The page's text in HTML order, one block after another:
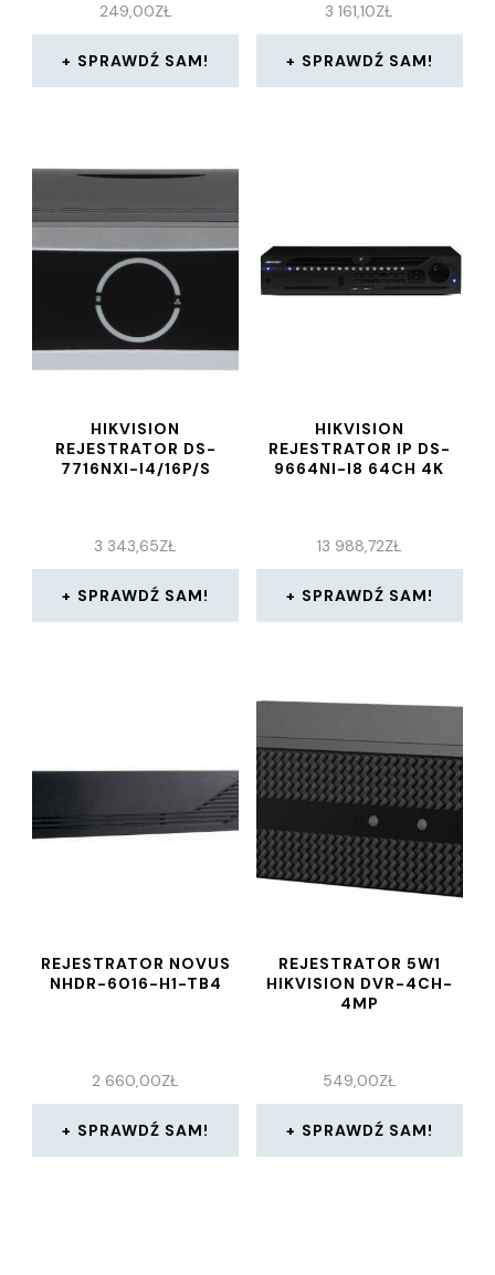
249,00ZŁ
SPRAWDŹ SAM!
3 161,10ZŁ
SPRAWDŹ SAM!
HIKVISION
REJESTRATOR DS-
7716NXI-I4/16P/S
3 343,65ZŁ
SPRAWDŹ SAM!
HIKVISION
REJESTRATOR IP DS-
9664NI-I8 64CH 4K
13 988,72ZŁ
SPRAWDŹ SAM!
REJESTRATOR NOVUS
NHDR-6016-H1-TB4
2 660,00ZŁ
SPRAWDŹ SAM!
REJESTRATOR 5W1
HIKVISION DVR-4CH-
4MP
549,00ZŁ
SPRAWDŹ SAM!